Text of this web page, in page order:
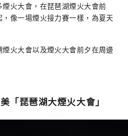
火大會，在琵琶湖煙火大會前
像一場煙火接力賽一樣，為夏天
火大會以及煙火大會前夕在周邊
「琵琶湖大煙火大會」